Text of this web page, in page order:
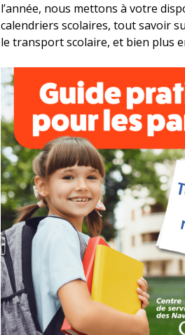
l’année, nous mettons à votre
calendriers scolaires, tout savoir
le transport scolaire, et bien plus